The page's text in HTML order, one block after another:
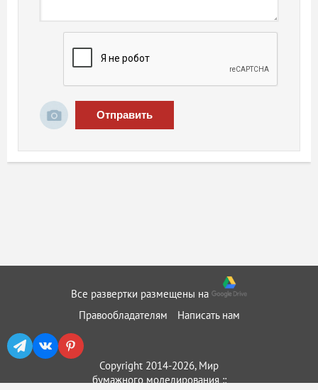
Отправить
Все развертки размещены на
Правообладателям
Написать нам
Copyright 2014-2026, Мир
бумажного моделирования ::